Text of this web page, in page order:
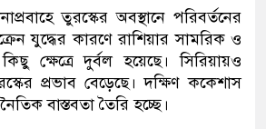
তুরস্কের অবস্থানে পরিবর্তনের
যুদ্ধের কারণে রাশিয়ার সামরিক ও
ক্ষেত্রে দুর্বল হয়েছে। সিরিয়ায়ও
প্রভাব বেড়েছে। দক্ষিণ ককেশাস
বাস্তবতা তৈরি হচ্ছে।